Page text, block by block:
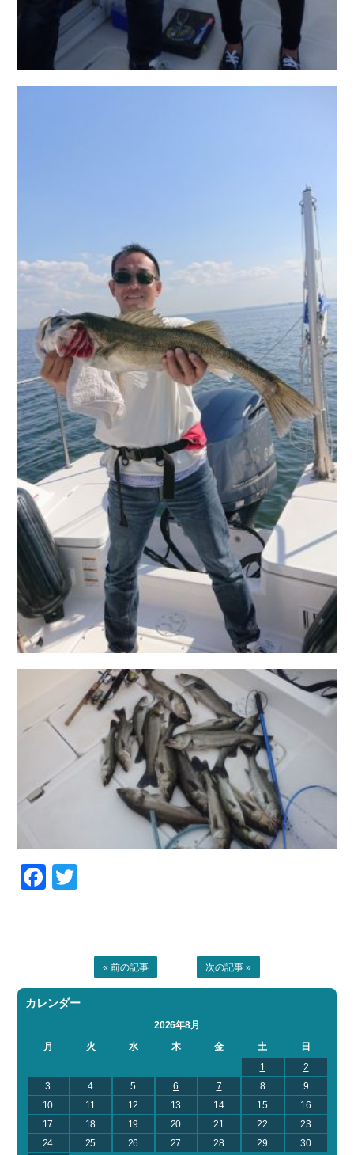
Facebook
« 前の記事 次の記事 »
カレンダー
2026年8月
月
火 水 木 金 土
日
1
2
3
4 5 6 7 8
9
10
11 12 13 14 15
16
17
18 19 20 21 22
23
24
25 26 27 28 29
30